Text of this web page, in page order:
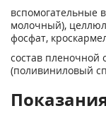
вспомогательные
молочный),
фосфат,
состав пленочной
(поливиниловый